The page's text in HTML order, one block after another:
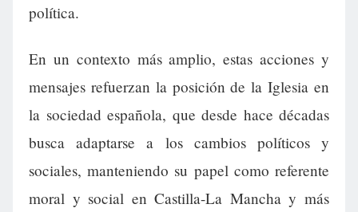
política.
En un contexto más amplio, estas acciones y
mensajes refuerzan la posición de la Iglesia en
la sociedad española, que desde hace décadas
busca adaptarse a los cambios políticos y
sociales, manteniendo su papel como referente
moral y social en Castilla-La Mancha y más